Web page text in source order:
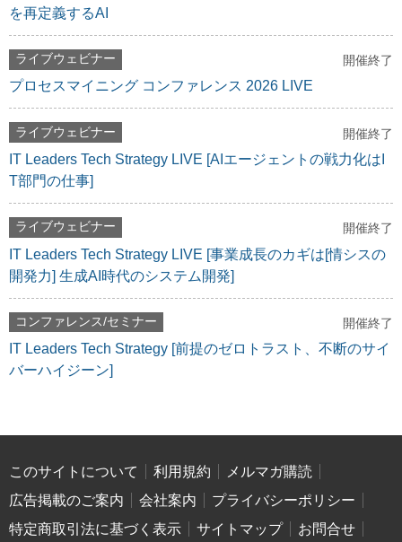
を再定義するAI
ライブウェビナー 開催終了
プロセスマイニング コンファレンス 2026 LIVE
ライブウェビナー 開催終了
IT Leaders Tech Strategy LIVE [AIエージェントの戦力化はI
T部門の仕事]
ライブウェビナー 開催終了
IT Leaders Tech Strategy LIVE [事業成長のカギは[情シスの
開発力] 生成AI時代のシステム開発]
コンファレンス/セミナー 開催終了
IT Leaders Tech Strategy [前提のゼロトラスト、不断のサイ
バーハイジーン]
このサイトについて 利用規約
メルマガ購読
広告掲載のご案内
会社案内
プライバシーポリシー
特定商取引法に基づく表示
サイトマップ
お問合せ